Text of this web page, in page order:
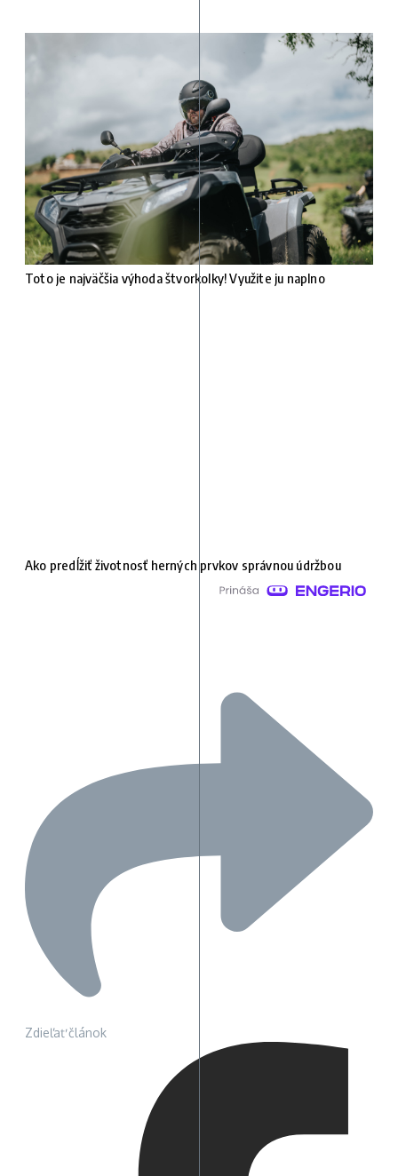
Toto je najväčšia výhoda štvorkolky! Využite ju naplno
Ako predĺžiť životnosť herných prvkov správnou údržbou
Zdieľať článok